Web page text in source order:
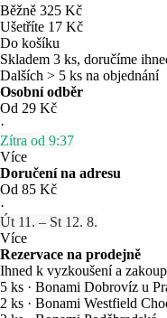
Běžně 325 Kč
Ušetříte 17 Kč
Do košíku
Skladem 3 ks, doručíme
Dalších > 5 ks na objednání
Osobní odběr
Od 29 Kč
·
Zítra od 9:37
Více
Doručení na adresu
Od 85 Kč
·
Út 11. – St 12. 8.
Více
Rezervace na prodejně
Ihned k vyzkoušení a
5 ks · Bonami Dobrovíz u
2 ks · Bonami Westfield